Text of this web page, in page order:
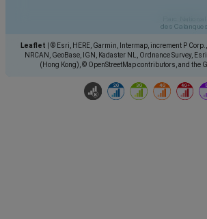
Leaflet
© Esri, HERE, Garmin, Intermap, increment P Corp.,
NRCAN, GeoBase, IGN, Kadaster NL, Ordnance Survey,
(Hong Kong), © OpenStreetMap contributors, and the